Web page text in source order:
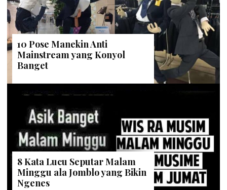
10 Pose Manekin Anti
Mainstream yang Konyol
Banget
8 Kata Lucu Seputar Malam
Minggu ala Jomblo yang Bikin
Ngenes